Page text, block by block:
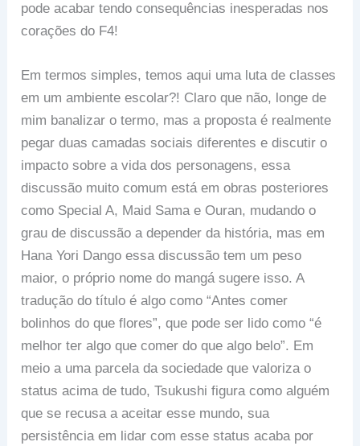
pode acabar tendo consequências inesperadas nos
corações do F4!
Em termos simples, temos aqui uma luta de classes
em um ambiente escolar?! Claro que não, longe de
mim banalizar o termo, mas a proposta é realmente
pegar duas camadas sociais diferentes e discutir o
impacto sobre a vida dos personagens, essa
discussão muito comum está em obras posteriores
como Special A, Maid Sama e Ouran, mudando o
grau de discussão a depender da história, mas em
Hana Yori Dango essa discussão tem um peso
maior, o próprio nome do mangá sugere isso. A
tradução do título é algo como “Antes comer
bolinhos do que flores”, que pode ser lido como “é
melhor ter algo que comer do que algo belo”. Em
meio a uma parcela da sociedade que valoriza o
status acima de tudo, Tsukushi figura como alguém
que se recusa a aceitar esse mundo, sua
persistência em lidar com esse status acaba por